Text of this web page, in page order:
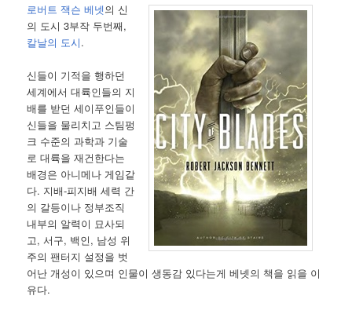
로버트 잭슨 베넷의 신
의 도시 3부작 두번째,
칼날의 도시.
신들이 기적을 행하던
세계에서 대륙인들의 지
배를 받던 세이푸인들이
신들을 물리치고 스팀펑
크 수준의 과학과 기술
로 대륙을 재건한다는
배경은 아니메나 게임같
다. 지배-피지배 세력 간
의 갈등이나 정부조직
내부의 알력이 묘사되
고, 서구, 백인, 남성 위
주의 팬터지 설정을 벗
어난 개성이 있으며 인물이 생동감 있다는게 베넷의 책을 읽을 이
유다.